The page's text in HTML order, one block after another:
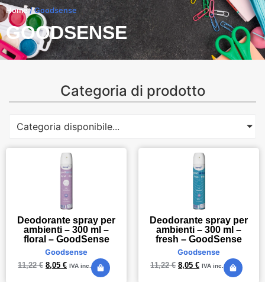
Home/ Goodsense
GOODSENSE
Categoria di prodotto
Categoria disponibile...
Deodorante spray per
ambienti – 300 ml –
floral – GoodSense
Goodsense
11,22€ 8,05 € IVA inc.
Deodorante spray per
ambienti – 300 ml –
fresh – GoodSense
Goodsense
11,22€ 8,05 € IVA inc.